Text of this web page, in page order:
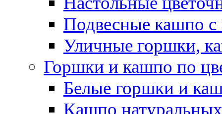
Подвесные кашпо с
Уличные горшки,
Горшки и кашпо по
Белые горшки и
Кашпо